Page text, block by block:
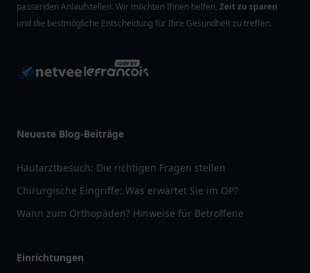
passenden Anlaufstellen. Wir möchten Ihnen helfen, Zeit zu sparen
und die bestmögliche Entscheidung für Ihre Gesundheit zu treffen.
Neueste Blog-Beiträge
Hautarztbesuch: Die richtigen Fragen stellen
Chirurgische Eingriffe: Was erwartet Sie im OP?
Wann zum Orthopäden? Hinweise für Betroffene
Einrichtungen